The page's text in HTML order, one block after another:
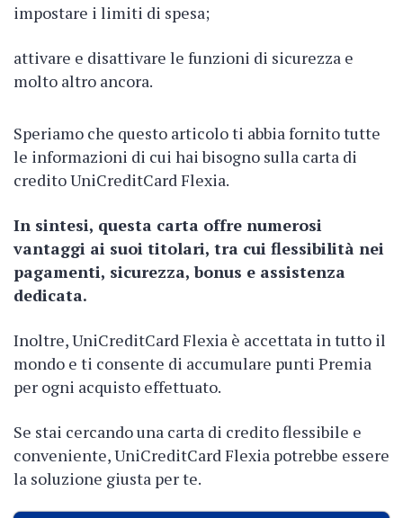
impostare i limiti di spesa;
attivare e disattivare le funzioni di sicurezza e
molto altro ancora.
Speriamo che questo articolo ti abbia fornito tutte
le informazioni di cui hai bisogno sulla carta di
credito UniCreditCard Flexia.
In sintesi, questa carta offre numerosi
vantaggi ai suoi titolari, tra cui flessibilità nei
pagamenti, sicurezza, bonus e assistenza
dedicata.
Inoltre, UniCreditCard Flexia è accettata in tutto il
mondo e ti consente di accumulare punti Premia
per ogni acquisto effettuato.
Se stai cercando una carta di credito flessibile e
conveniente, UniCreditCard Flexia potrebbe essere
la soluzione giusta per te.